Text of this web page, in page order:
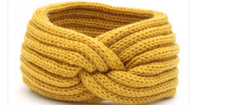
Tassen en meer
Haaraccesoires
Zonnebrillen